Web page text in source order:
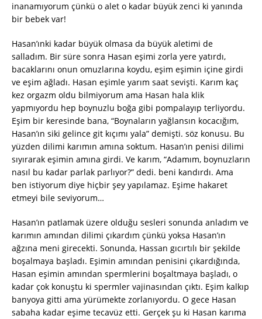
inanamıyorum çünkü o alet o kadar büyük zenci ki yanında
bir bebek var!
Hasan’ınki kadar büyük olmasa da büyük aletimi de
salladım. Bir süre sonra Hasan eşimi zorla yere yatırdı,
bacaklarını onun omuzlarına koydu, eşim eşimin içine girdi
ve eşim ağladı. Hasan eşimle yarım saat sevişti. Karım kaç
kez orgazm oldu bilmiyorum ama Hasan hala klik
yapmıyordu hep boynuzlu boğa gibi pompalayıp terliyordu.
Eşim bir keresinde bana, “Boynaların yağlansın kocacığım,
Hasan’ın siki gelince git kıçımı yala” demişti. söz konusu. Bu
yüzden dilimi karımın amına soktum. Hasan’ın penisi dilimi
sıyırarak eşimin amına girdi. Ve karım, “Adamım, boynuzların
nasıl bu kadar parlak parlıyor?” dedi. beni kandırdı. Ama
ben istiyorum diye hiçbir şey yapılamaz. Eşime hakaret
etmeyi bile seviyorum…
Hasan’ın patlamak üzere olduğu sesleri sonunda anladım ve
karımın amından dilimi çıkardım çünkü yoksa Hasan’ın
ağzına meni girecekti. Sonunda, Hassan gıcırtılı bir şekilde
boşalmaya başladı. Eşimin amından penisini çıkardığında,
Hasan eşimin amından spermlerini boşaltmaya başladı, o
kadar çok konuştu ki spermler vajinasından çıktı. Eşim kalkıp
banyoya gitti ama yürümekte zorlanıyordu. O gece Hasan
sabaha kadar eşime tecavüz etti. Gerçek şu ki Hasan karıma